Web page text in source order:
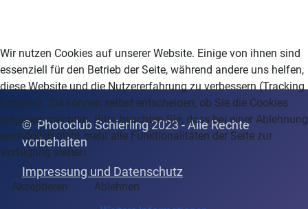
© Photoclub Schierling 2023 - Alle Rechte
vorbehalten
Impressung und Datenschutz
Wir nutzen Cookies auf unserer Website. Einige von ihnen sind
essenziell für den Betrieb der Seite, während andere uns helfen,
diese Website und die Nutzererfahrung zu verbessern (Tracking
Cookies). Sie können selbst entscheiden, ob Sie die Cookies
zulassen möchten. Bitte beachten Sie, dass bei einer Ablehnung
womöglich nicht mehr alle Funktionalitäten der Seite zur
Verfügung stehen.
Akzeptieren
Ablehnen